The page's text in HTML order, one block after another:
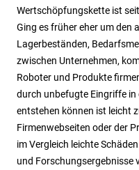
Wertschöpfungskette ist
Ging es früher eher um den
Lagerbeständen,
zwischen Unternehmen,
Roboter und Produkte
durch unbefugte Eingriffe in
entstehen können ist leicht
Firmenwebseiten oder der
im Vergleich leichte
und Forschungsergebnisse